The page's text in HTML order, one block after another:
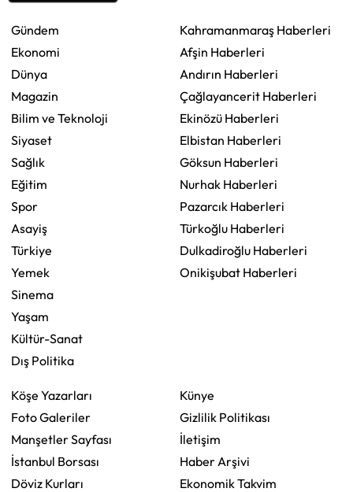
Gündem
Ekonomi
Dünya
Magazin
Bilim ve Teknoloji
Siyaset
Sağlık
Eğitim
Spor
Asayiş
Türkiye
Yemek
Sinema
Yaşam
Kültür-Sanat
Dış Politika
Kahramanmaraş Haberleri
Afşin Haberleri
Andırın Haberleri
Çağlayancerit Haberleri
Ekinözü Haberleri
Elbistan Haberleri
Göksun Haberleri
Nurhak Haberleri
Pazarcık Haberleri
Türkoğlu Haberleri
Dulkadiroğlu Haberleri
Onikişubat Haberleri
Köşe Yazarları
Foto Galeriler
Manşetler Sayfası
İstanbul Borsası
Döviz Kurları
Künye
Gizlilik Politikası
İletişim
Haber Arşivi
Ekonomik Takvim